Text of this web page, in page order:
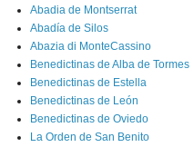
Abadia de Montserrat
Abadía de Silos
Abazia di MonteCassino
Benedictinas de Alba de Tormes
Benedictinas de Estella
Benedictinas de León
Benedictinas de Oviedo
La Orden de San Benito